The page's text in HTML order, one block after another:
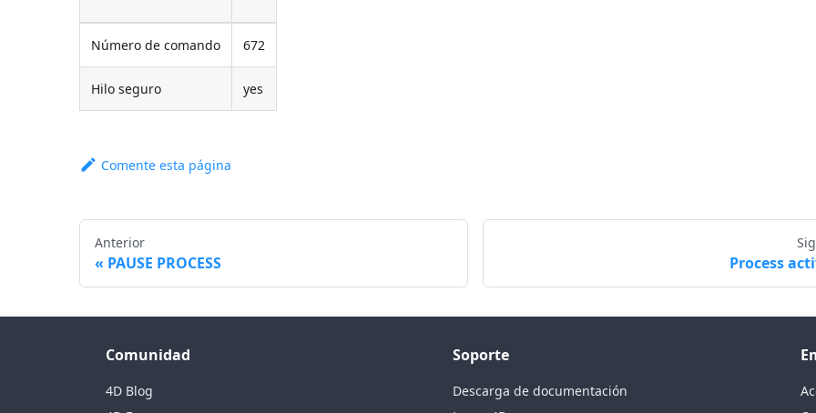
Número de comando 672
Hilo seguro yes
Comente esta página
Anterior
PAUSE PROCESS Process
Comunidad
4D Blog
Soporte
Descarga de documentación